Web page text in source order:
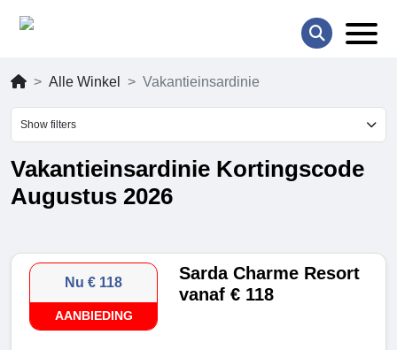
Alle Winkel Vakantieinsardinie
Show filters
Vakantieinsardinie Kortingscode
Augustus 2026
Nu € 118
AANBIEDING
Sarda Charme Resort
vanaf € 118